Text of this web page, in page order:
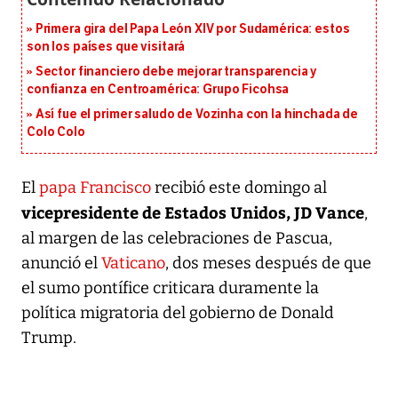
Primera gira del Papa León XIV por Sudamérica: estos
son los países que visitará
Sector financiero debe mejorar transparencia y
confianza en Centroamérica: Grupo Ficohsa
Así fue el primer saludo de Vozinha con la hinchada de
Colo Colo
Elpapa Franciscorecibió este domingo al
vicepresidente de Estados Unidos, JD Vance,
al margen de las celebraciones de Pascua,
anunció elVaticano, dos meses después de que
el sumo pontífice criticara duramente la
política migratoria del gobierno de Donald
Trump.